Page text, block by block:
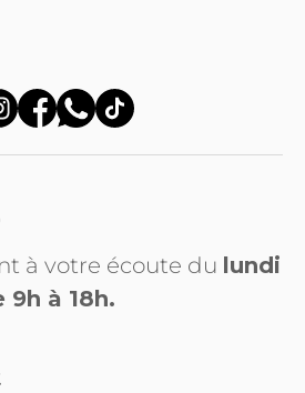
à votre écoute du lundi
9h à 18h.